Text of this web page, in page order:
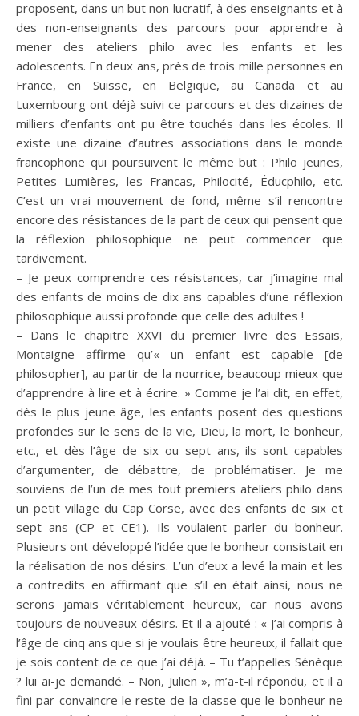
proposent, dans un but non lucratif, à des enseignants et à
des non-enseignants des parcours pour apprendre à
mener des ateliers philo avec les enfants et les
adolescents. En deux ans, près de trois mille personnes en
France, en Suisse, en Belgique, au Canada et au
Luxembourg ont déjà suivi ce parcours et des dizaines de
milliers d’enfants ont pu être touchés dans les écoles. Il
existe une dizaine d’autres associations dans le monde
francophone qui poursuivent le même but : Philo jeunes,
Petites Lumières, les Francas, Philocité, Éducphilo, etc.
C’est un vrai mouvement de fond, même s’il rencontre
encore des résistances de la part de ceux qui pensent que
la réflexion philosophique ne peut commencer que
tardivement.
– Je peux comprendre ces résistances, car j’imagine mal
des enfants de moins de dix ans capables d’une réflexion
philosophique aussi profonde que celle des adultes !
– Dans le chapitre XXVI du premier livre des Essais,
Montaigne affirme qu’« un enfant est capable [de
philosopher], au partir de la nourrice, beaucoup mieux que
d’apprendre à lire et à écrire. » Comme je l’ai dit, en effet,
dès le plus jeune âge, les enfants posent des questions
profondes sur le sens de la vie, Dieu, la mort, le bonheur,
etc., et dès l’âge de six ou sept ans, ils sont capables
d’argumenter, de débattre, de problématiser. Je me
souviens de l’un de mes tout premiers ateliers philo dans
un petit village du Cap Corse, avec des enfants de six et
sept ans (CP et CE1). Ils voulaient parler du bonheur.
Plusieurs ont développé l’idée que le bonheur consistait en
la réalisation de nos désirs. L’un d’eux a levé la main et les
a contredits en affirmant que s’il en était ainsi, nous ne
serons jamais véritablement heureux, car nous avons
toujours de nouveaux désirs. Et il a ajouté : « J’ai compris à
l’âge de cinq ans que si je voulais être heureux, il fallait que
je sois content de ce que j’ai déjà. – Tu t’appelles Sénèque
? lui ai-je demandé. – Non, Julien », m’a-t-il répondu, et il a
fini par convaincre le reste de la classe que le bonheur ne